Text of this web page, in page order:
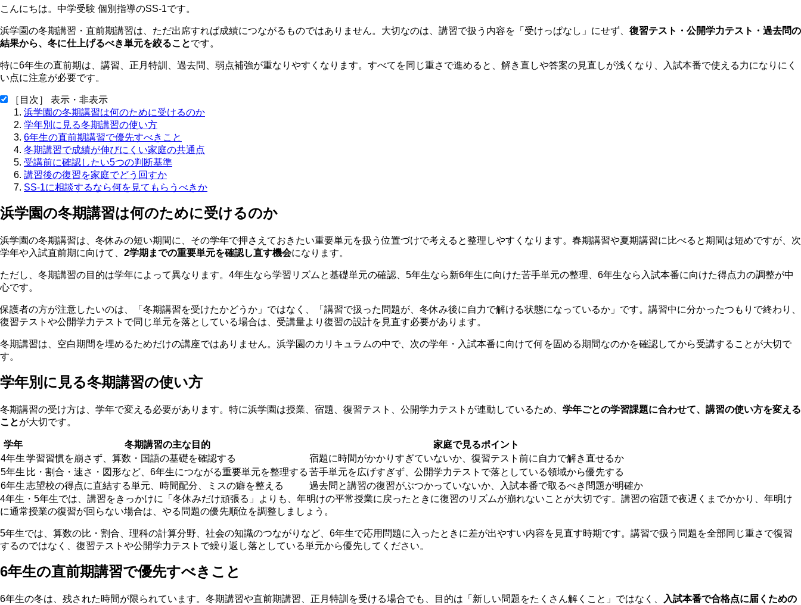
こんにちは。中学受験 個別指導のSS-1です。
浜学園の冬期講習・直前期講習は、ただ出席すれば成績につながるものではありません。大切なのは、講習で扱う内容を「受けっぱなし」にせず、 復習テスト・公開学力テスト・過去問の
結果から、冬に仕上げるべき単元を絞ることです。
特に6年生の直前期は、講習、正月特訓、過去問、弱点補強が重なりやすくなります。すべてを同じ重さで進めると、解き直しや答案の見直しが浅くなり、入試本番で使える力になりにく
い点に注意が必要です。
［目次］ 表示・非表示
浜学園の冬期講習は何のために受けるのか
学年別に見る冬期講習の使い方
6年生の直前期講習で優先すべきこと
冬期講習で成績が伸びにくい家庭の共通点
受講前に確認したい5つの判断基準
講習後の復習を家庭でどう回すか
SS-1に相談するなら何を見てもらうべきか
浜学園の冬期講習は何のために受けるのか
浜学園の冬期講習は、冬休みの短い期間に、その学年で押さえておきたい重要単元を扱う位置づけで考えると整理しやすくなります。春期講習や夏期講習に比べると期間は短めですが、次
学年や入試直前期に向けて、 2学期までの重要単元を確認し直す機会になります。
ただし、冬期講習の目的は学年によって異なります。4年生なら学習リズムと基礎単元の確認、5年生なら新6年生に向けた苦手単元の整理、6年生なら入試本番に向けた得点力の調整が中
心です。
保護者の方が注意したいのは、「冬期講習を受けたかどうか」ではなく、「講習で扱った問題が、冬休み後に自力で解ける状態になっているか」です。講習中に分かったつもりで終わり、
復習テストや公開学力テストで同じ単元を落としている場合は、受講量より復習の設計を見直す必要があります。
冬期講習は、空白期間を埋めるためだけの講座ではありません。浜学園のカリキュラムの中で、次の学年・入試本番に向けて何を固める期間なのかを確認してから受講することが大切で
す。
学年別に見る冬期講習の使い方
冬期講習の受け方は、学年で変える必要があります。特に浜学園は授業、宿題、復習テスト、公開学力テストが連動しているため、 学年ごとの学習課題に合わせて、講習の使い方を変える
ことが大切です。
学年 冬期講習の主な目的
家庭で見るポイント
4年生学習習慣を崩さず、算数・国語の基礎を確認する
宿題に時間がかかりすぎていないか、復習テスト前に自力で解き直せるか
5年生 比・割合・速さ・図形など、6年生につながる重要単元を整理する 苦手単元を広げすぎず、公開学力テストで落としている領域から優先する
6年生志望校の得点に直結する単元、時間配分、ミスの癖を整える
過去問と講習の復習がぶつかっていないか、入試本番で取るべき問題が明確か
4年生・5年生では、講習をきっかけに「冬休みだけ頑張る」よりも、年明けの平常授業に戻ったときに復習のリズムが崩れないことが大切です。講習の宿題で夜遅くまでかかり、年明け
に通常授業の復習が回らない場合は、やる問題の優先順位を調整しましょう。
5年生では、算数の比・割合、理科の計算分野、社会の知識のつながりなど、6年生で応用問題に入ったときに差が出やすい内容を見直す時期です。講習で扱う問題を全部同じ重さで復習
するのではなく、復習テストや公開学力テストで繰り返し落としている単元から優先してください。
6年生の直前期講習で優先すべきこと
6年生の冬は、残された時間が限られています。冬期講習や直前期講習、正月特訓を受ける場合でも、目的は「新しい問題をたくさん解くこと」ではなく、
入試本番で合格点に届くための